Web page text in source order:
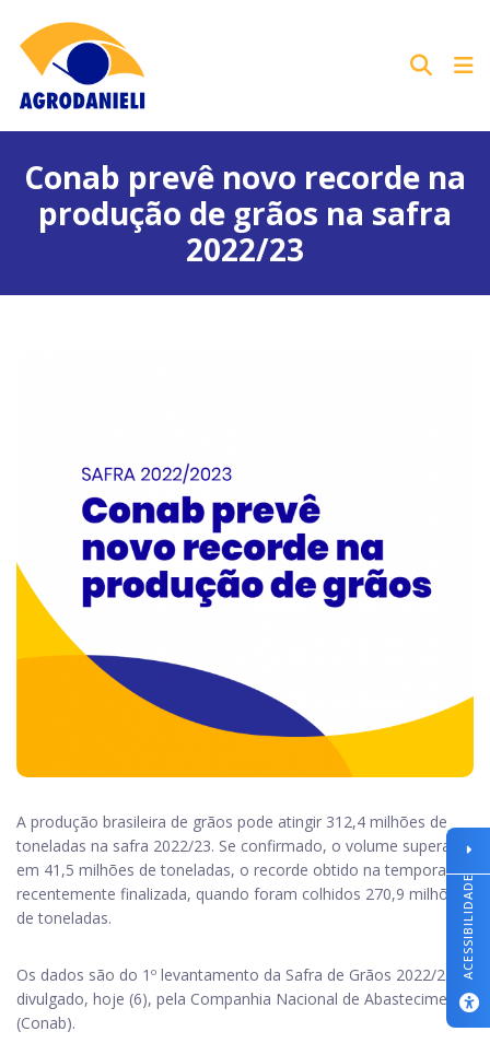
Conab prevê novo recorde na
produção de grãos na safra
2022/23
A produção brasileira de grãos pode atingir 312,4 milhões de
toneladas na safra 2022/23. Se confirmado, o volume supera
em 41,5 milhões de toneladas, o recorde obtido na temporada
recentemente finalizada, quando foram colhidos 270,9 milhões
de toneladas.
Os dados são do 1º levantamento da Safra de Grãos 2022/23
divulgado, hoje (6), pela Companhia Nacional de Abastecimento
(Conab).
ACESSIBILIDADE